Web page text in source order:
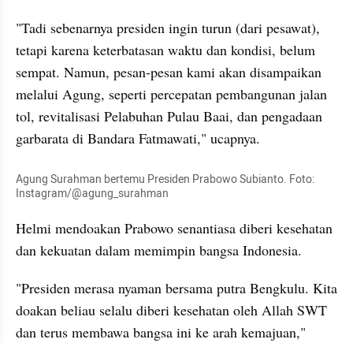
"Tadi sebenarnya presiden ingin turun (dari pesawat),
tetapi karena keterbatasan waktu dan kondisi, belum
sempat. Namun, pesan-pesan kami akan disampaikan
melalui Agung, seperti percepatan pembangunan jalan
tol, revitalisasi Pelabuhan Pulau Baai, dan pengadaan
garbarata di Bandara Fatmawati," ucapnya.
Agung Surahman bertemu Presiden Prabowo Subianto. Foto:
Instagram/@agung_surahman
Helmi mendoakan Prabowo senantiasa diberi kesehatan
dan kekuatan dalam memimpin bangsa Indonesia.
"Presiden merasa nyaman bersama putra Bengkulu. Kita
doakan beliau selalu diberi kesehatan oleh Allah SWT
dan terus membawa bangsa ini ke arah kemajuan,"